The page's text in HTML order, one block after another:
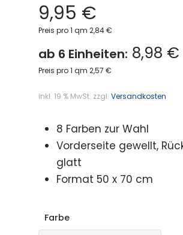
9,95 €
Preis pro 1 qm 2,84 €
ab 6 Einheiten: 8,98 €
Preis pro 1 qm 2,57 €
inkl. 19 % MwSt. zzgl. Versandkosten
8 Farben zur Wahl
Vorderseite gewellt,
glatt
Format 50 x 70 cm
Farbe